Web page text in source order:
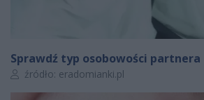
Sprawdź typ osobowości partnera
Autor artykułu:
źródło: eradomianki.pl